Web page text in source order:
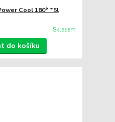
Cool 180° *5l
Skladem
do košíku